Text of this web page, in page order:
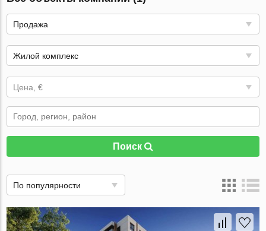
Продажа
Жилой комплекс
Цена, €
Поиск
По популярности